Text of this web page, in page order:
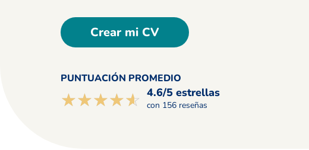
Crear mi CV
PUNTUACIÓN PROMEDIO
☆☆☆☆☆
★★★★★ 4.6/5 estrellas
con 156 reseñas